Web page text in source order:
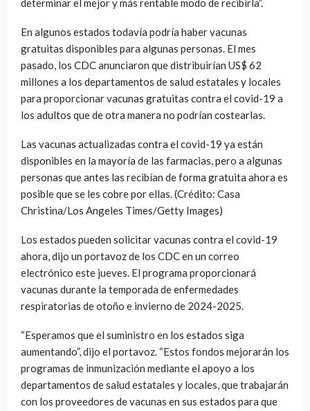
determinar el mejor y más rentable modo de recibirla”.
En algunos estados todavía podría haber vacunas
gratuitas disponibles para algunas personas. El mes
pasado, los CDC anunciaron que distribuirían US$ 62
millones a los departamentos de salud estatales y locales
para proporcionar vacunas gratuitas contra el covid-19 a
los adultos que de otra manera no podrían costearlas.
Las vacunas actualizadas contra el covid-19 ya están
disponibles en la mayoría de las farmacias, pero a algunas
personas que antes las recibían de forma gratuita ahora es
posible que se les cobre por ellas. (Crédito: Casa
Christina/Los Angeles Times/Getty Images)
Los estados pueden solicitar vacunas contra el covid-19
ahora, dijo un portavoz de los CDC en un correo
electrónico este jueves. El programa proporcionará
vacunas durante la temporada de enfermedades
respiratorias de otoño e invierno de 2024-2025.
“Esperamos que el suministro en los estados siga
aumentando”, dijo el portavoz. “Estos fondos mejorarán los
programas de inmunización mediante el apoyo a los
departamentos de salud estatales y locales, que trabajarán
con los proveedores de vacunas en sus estados para que